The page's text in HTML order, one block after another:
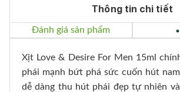
Thông tin chi tiết
Đánh giá sản phẩm
Xịt Love & Desire For Men 15ml
phái mạnh bứt phá sức cuốn hút
dễ dàng thu hút phái đẹp tự nhiên